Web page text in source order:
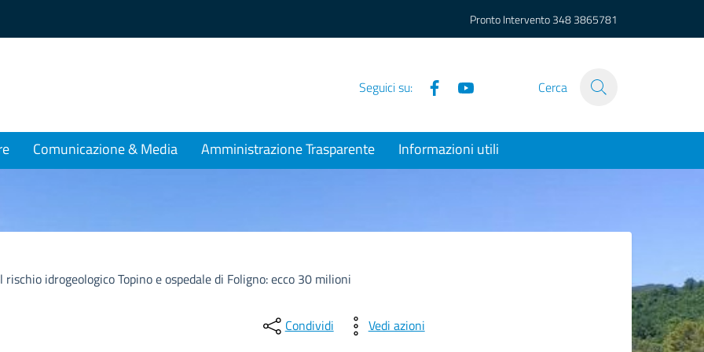
Pronto Intervento348 3865781
Seguici su: Facebook Cerca
Comunicazione & Media Amministrazione Trasparente Informazioni utili
idrogeologico Topino e ospedale di Foligno: ecco 30 milioni
Condividi Vedi azioni